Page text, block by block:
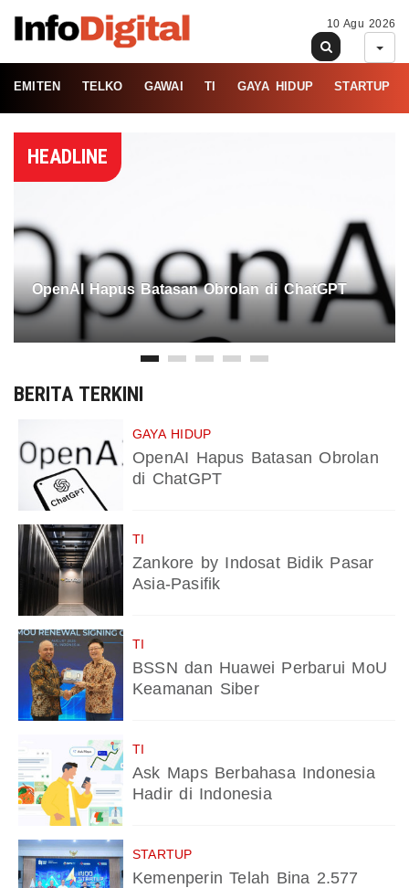
10 Agu 2026
EMITEN TELKO GAWAI TI GAYA HIDUP STARTUP
HEADLINE
OpenAI Hapus Batasan Obrolan di ChatGPT
BERITA TERKINI
GAYA HIDUP
OpenAI Hapus Batasan Obrolan
di ChatGPT
TI
Zankore by Indosat Bidik Pasar
Asia-Pasifik
TI
BSSN dan Huawei Perbarui MoU
Keamanan Siber
TI
Ask Maps Berbahasa Indonesia
Hadir di Indonesia
STARTUP
Kemenperin Telah Bina 2.577